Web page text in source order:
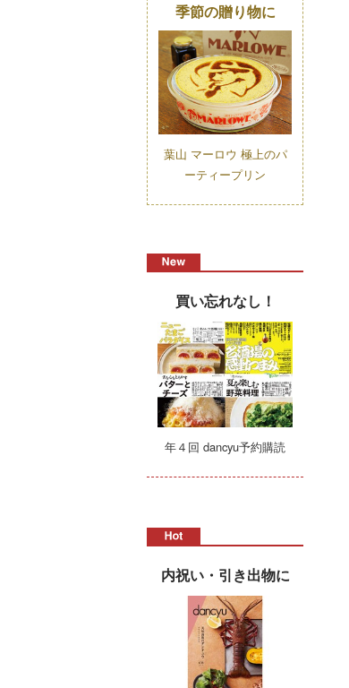
季節の贈り物に
葉山 マーロウ 極上のパ
ーティープリン
買い忘れなし！
年４回 dancyu予約購読
内祝い・引き出物に